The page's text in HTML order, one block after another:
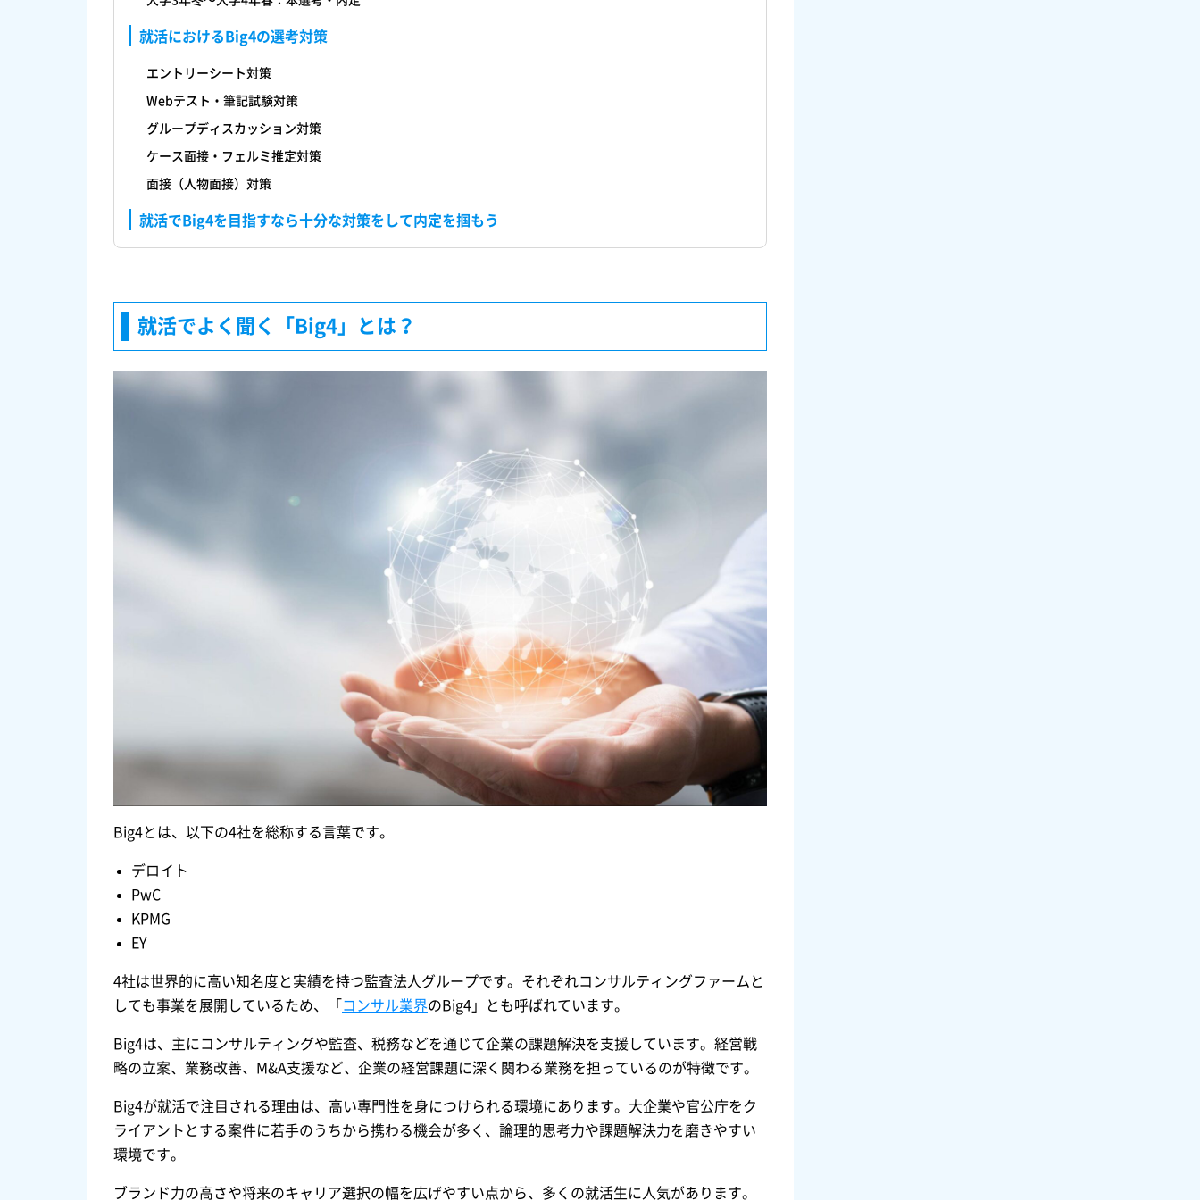
就活におけるBig4の選考対策
エントリーシート対策
Webテスト・筆記試験対策
グループディスカッション対策
ケース面接・フェルミ推定対策
面接（人物面接）対策
就活でBig4を目指すなら十分な対策をして内定を掴もう
就活でよく聞く「Big4」とは？
Big4とは、以下の4社を総称する言葉です。
デロイト
PwC
KPMG
EY
4社は世界的に高い知名度と実績を持つ監査法人グループです。それぞれコンサルティングファームと
しても事業を展開しているため、「 コンサル業界のBig4」とも呼ばれています。
Big4は、主にコンサルティングや監査、税務などを通じて企業の課題解決を支援しています。経営戦
略の立案、業務改善、M&A支援など、企業の経営課題に深く関わる業務を担っているのが特徴です。
Big4が就活で注目される理由は、高い専門性を身につけられる環境にあります。大企業や官公庁をク
ライアントとする案件に若手のうちから携わる機会が多く、論理的思考力や課題解決力を磨きやすい
環境です。
ブランド力の高さや将来のキャリア選択の幅を広げやすい点から、多くの就活生に人気があります。